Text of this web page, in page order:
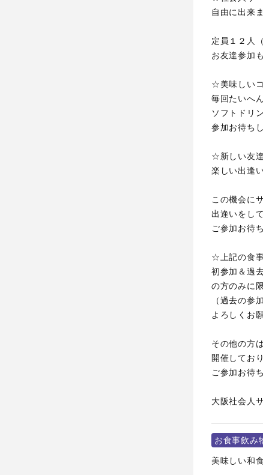
自由に出来ま
定員１２人
お友達参加
☆美味しい
毎回たいへ
ソフトドリ
参加お待ち
☆新しい友
楽しい出逢
この機会に
出逢いをし
ご参加お待
☆上記の食
初参加＆過
の方のみに
（過去の参
よろしくお
その他の方
開催してお
ご参加お待
大阪社会人
お食事飲み
美味しい和